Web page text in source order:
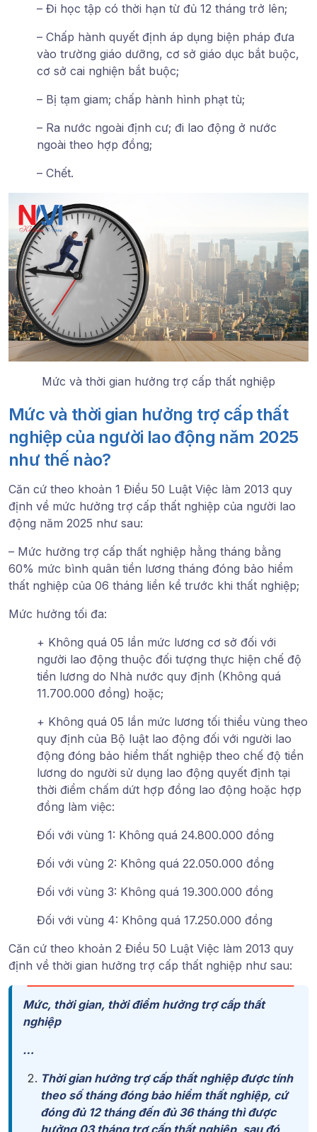
– Đi học tập có thời hạn từ đủ 12 tháng trở lên;
– Chấp hành quyết định áp dụng biện pháp đưa
vào trường giáo dưỡng, cơ sở giáo dục bắt buộc,
cơ sở cai nghiện bắt buộc;
– Bị tạm giam; chấp hành hình phạt tù;
– Ra nước ngoài định cư; đi lao động ở nước
ngoài theo hợp đồng;
– Chết.
Mức và thời gian hưởng trợ cấp thất nghiệp
Mức và thời gian hưởng trợ cấp thất
nghiệp của người lao động năm 2025
như thế nào?
Căn cứ theo khoản 1 Điều 50 Luật Việc làm 2013 quy
định về mức hưởng trợ cấp thất nghiệp của người lao
động năm 2025 như sau:
– Mức hưởng trợ cấp thất nghiệp hằng tháng bằng
60% mức bình quân tiền lương tháng đóng bảo hiểm
thất nghiệp của 06 tháng liền kề trước khi thất nghiệp;
Mức hưởng tối đa:
+ Không quá 05 lần mức lương cơ sở đối với
người lao động thuộc đối tượng thực hiện chế độ
tiền lương do Nhà nước quy định (Không quá
11.700.000 đồng) hoặc;
+ Không quá 05 lần mức lương tối thiểu vùng theo
quy định của Bộ luật lao động đối với người lao
động đóng bảo hiểm thất nghiệp theo chế độ tiền
lương do người sử dụng lao động quyết định tại
thời điểm chấm dứt hợp đồng lao động hoặc hợp
đồng làm việc:
Đối với vùng 1: Không quá 24.800.000 đồng
Đối với vùng 2: Không quá 22.050.000 đồng
Đối với vùng 3: Không quá 19.300.000 đồng
Đối với vùng 4: Không quá 17.250.000 đồng
Căn cứ theo khoản 2 Điều 50 Luật Việc làm 2013 quy
định về thời gian hưởng trợ cấp thất nghiệp như sau:
Mức, thời gian, thời điểm hưởng trợ cấp thất
nghiệp
…
Thời gian hưởng trợ cấp thất nghiệp được tính
theo số tháng đóng bảo hiểm thất nghiệp, cứ
đóng đủ 12 tháng đến đủ 36 tháng thì được
hưởng 03 tháng trợ cấp thất nghiệp, sau đó,